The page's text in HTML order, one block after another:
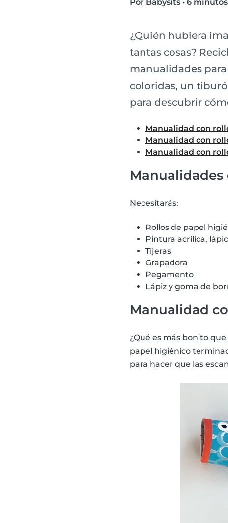
Por Babysits • 6
¿Quién hubiera
tantas cosas?
manualidades
coloridas, un
para descubrir
Manualidad con
Manualidad con
Manualidad con
Necesitarás:
Rollos de papel
Pintura acrílica,
Tijeras
Grapadora
Pegamento
Lápiz y goma de
Manualidad
¿Qué es más bonito
papel higiénico
para hacer que las